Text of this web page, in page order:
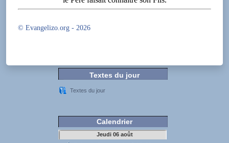
Textes du jour
Textes du jour